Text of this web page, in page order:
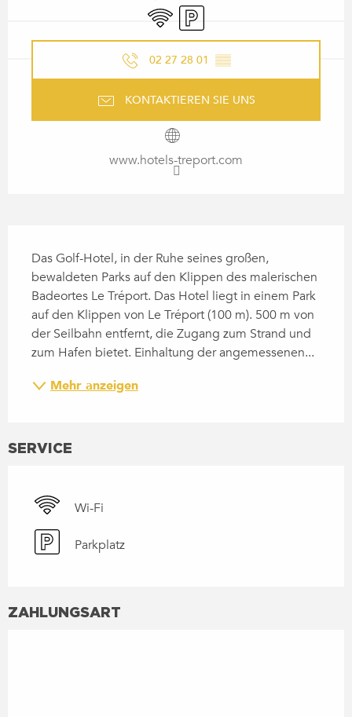
Wi-Fi Parkplatz
02 27 28 01 ▒▒
KONTAKTIEREN SIE UNS
www.hotels-treport.com
Das Golf-Hotel, in der Ruhe seines großen,
bewaldeten Parks auf den Klippen des malerischen
Badeortes Le Tréport. Das Hotel liegt in einem Park
auf den Klippen von Le Tréport (100 m). 500 m von
der Seilbahn entfernt, die Zugang zum Strand und
zum Hafen bietet. Einhaltung der angemessenen...
Mehr anzeigen
SERVICE
Wi-Fi
Parkplatz
ZAHLUNGSART